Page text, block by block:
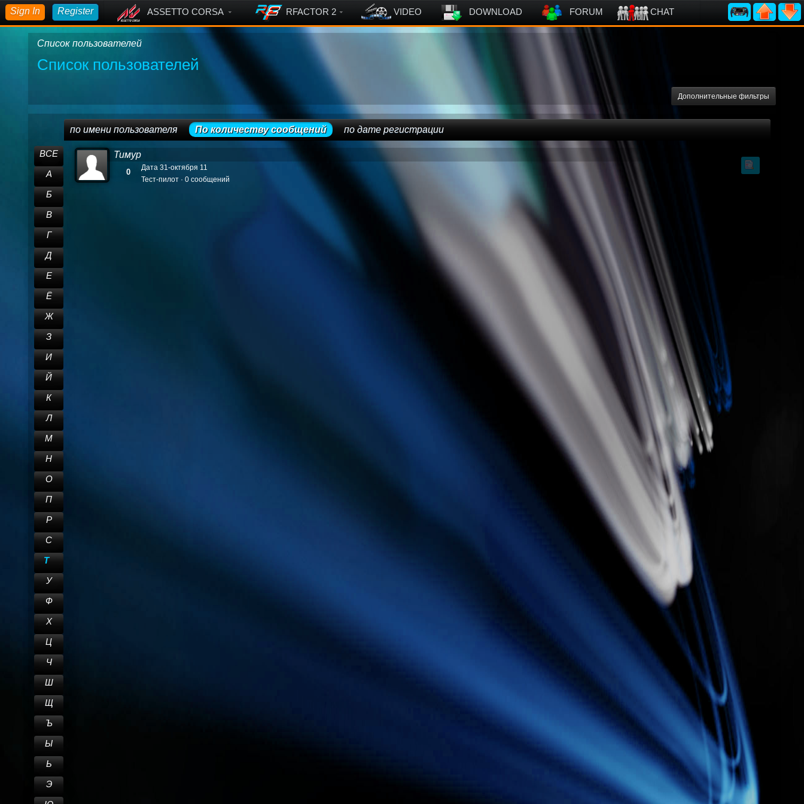
Sign In Register ASSETTO CORSA RFACTOR 2 VIDEO DOWNLOAD FORUM CHAT
Список пользователей
Список пользователей
Дополнительные фильтры
ВСЕ
А
Б
В
Г
Д
Е
Ё
Ж
З
И
Й
К
Л
М
Н
О
П
Р
С
Т
У
Ф
Х
Ц
Ч
Ш
Щ
Ъ
Ы
Ь
Э
по имени пользователя По количеству сообщений по дате регистрации
Тимур
0
Дата 31-октября 11
Тест-пилот · 0 сообщений